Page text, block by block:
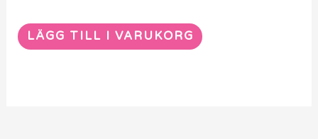
LÄGG TILL I VARUKORG